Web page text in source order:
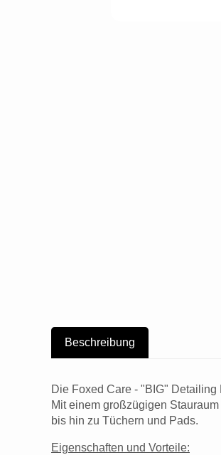
Beschreibung
Die Foxed Care - "BIG"
Mit einem großzügigen
bis hin zu Tüchern und Pads.
Eigenschaften und Vorteile: